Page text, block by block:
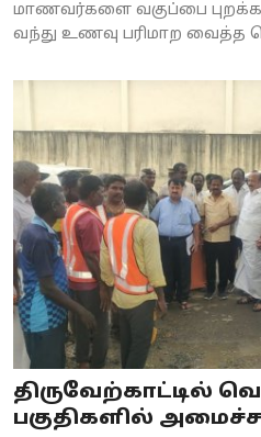
Weather
Politics
மாணவர்களை வகுப்பை
வந்து உணவு பரிமாற வைத்த
திருவேற்காட்டில்
பகுதிகளில்